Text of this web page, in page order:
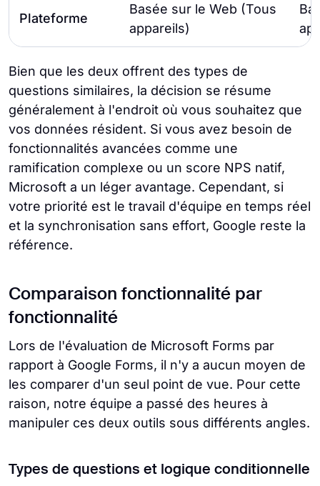
Plateforme
Basée sur le Web (Tous
appareils)
Bien que les deux offrent des types de
questions similaires, la décision se résume
généralement à l'endroit où vous souhaitez que
vos données résident. Si vous avez besoin de
fonctionnalités avancées comme une
ramification complexe ou un score NPS natif,
Microsoft a un léger avantage. Cependant, si
votre priorité est le travail d'équipe en temps réel
et la synchronisation sans effort, Google reste la
référence.
Comparaison fonctionnalité par
fonctionnalité
Lors de l'évaluation de Microsoft Forms par
rapport à Google Forms, il n'y a aucun moyen de
les comparer d'un seul point de vue. Pour cette
raison, notre équipe a passé des heures à
manipuler ces deux outils sous différents angles.
Types de questions et logique conditionnelle